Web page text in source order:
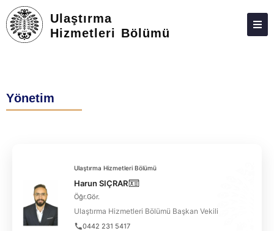
Ulaştırma
Hizmetleri Bölümü
LISANS
ADAY ÖĞRENCILER
İLETIŞIM
Yönetim
Ulaştırma Hizmetleri Bölümü
Harun SIÇRAR
Öğr.Gör.
Ulaştırma Hizmetleri Bölümü Başkan Vekili
0442 231 5417